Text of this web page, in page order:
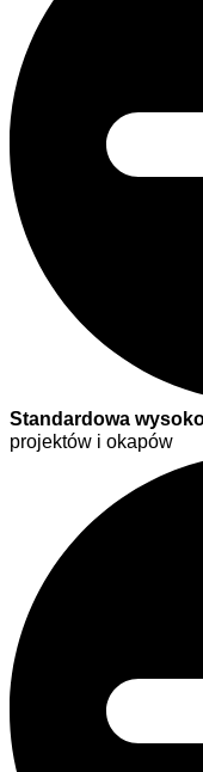
Standardowa
projektów i okapów